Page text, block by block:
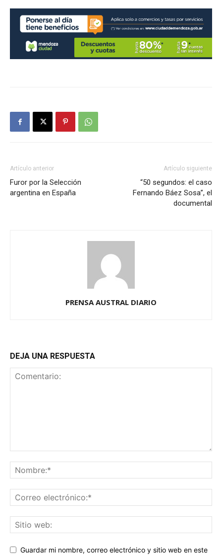
Artículo anterior
Furor por la Selección
argentina en España
Artículo siguiente
“50 segundos: el caso
Fernando Báez Sosa”, el
documental
PRENSA AUSTRAL DIARIO
DEJA UNA RESPUESTA
Guardar mi nombre, correo electrónico y sitio web en este